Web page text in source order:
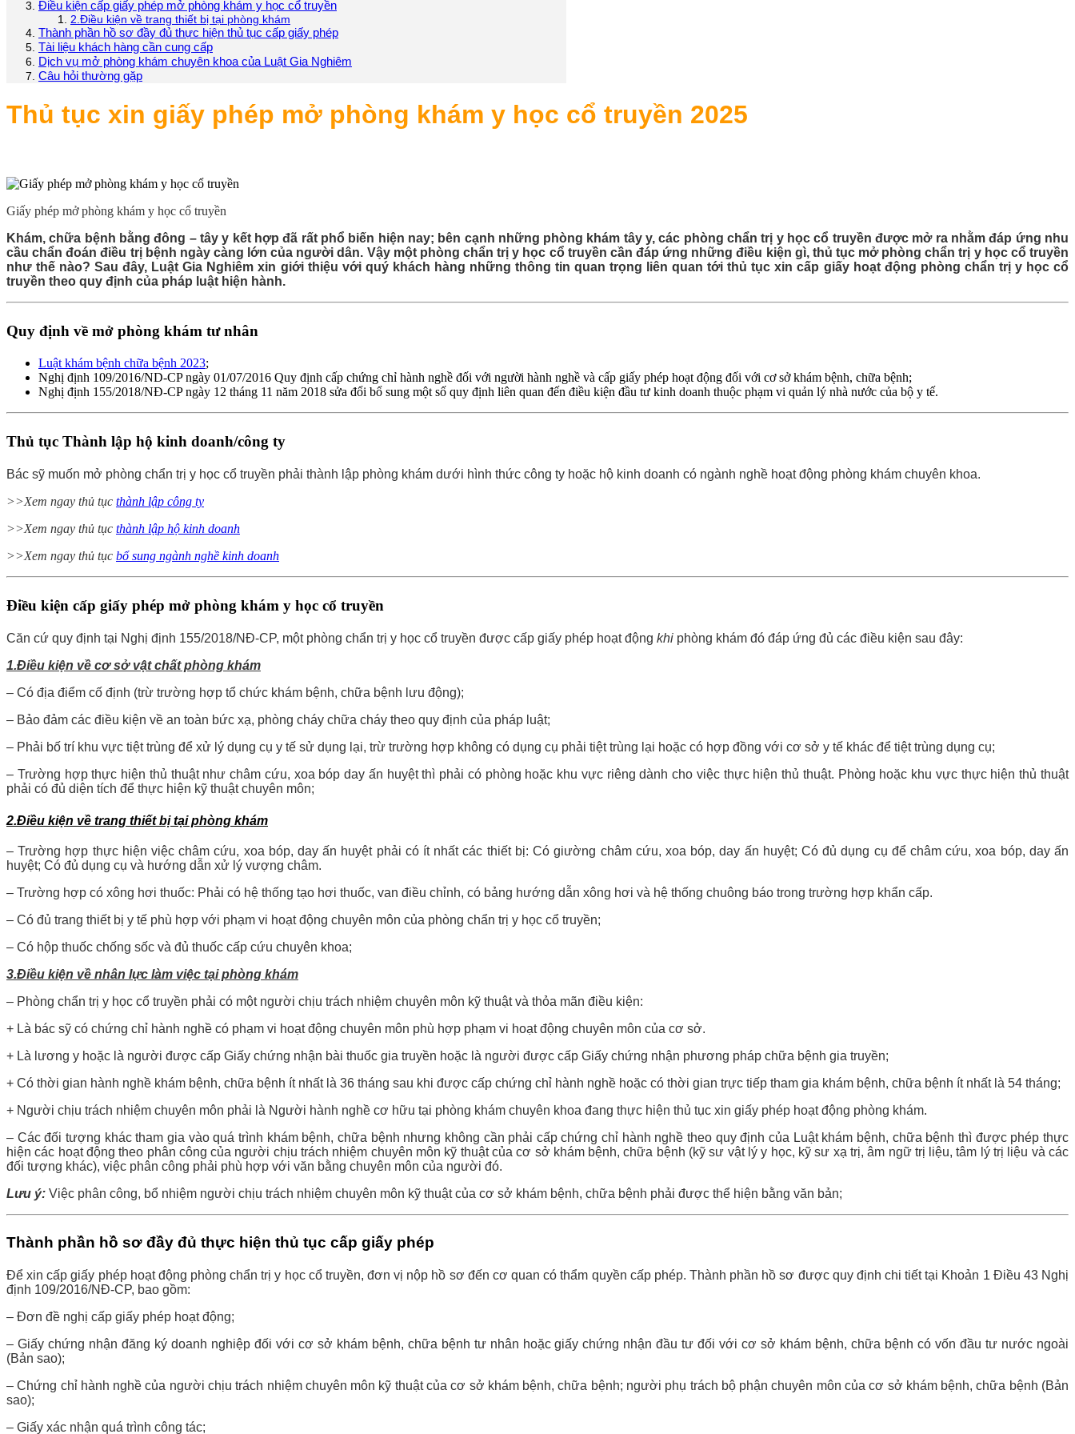
Điều kiện cấp giấy phép mở phòng khám y học cổ truyền
2.Điều kiện về trang thiết bị tại phòng khám
Thành phần hồ sơ đầy đủ thực hiện thủ tục cấp giấy phép
Tài liệu khách hàng cần cung cấp
Dịch vụ mở phòng khám chuyên khoa của Luật Gia Nghiêm
Câu hỏi thường gặp
Thủ tục xin giấy phép mở phòng khám y học cổ truyền 2025
Giấy phép mở phòng khám y học cổ truyền
Khám, chữa bệnh bằng đông – tây y kết hợp đã rất phổ biến hiện nay; bên cạnh những phòng khám tây y, các phòng chẩn trị y học cổ truyền được mở ra nhằm đáp ứng nhu
cầu chẩn đoán điều trị bệnh ngày càng lớn của người dân. Vậy một phòng chẩn trị y học cổ truyền cần đáp ứng những điều kiện gì, thủ tục mở phòng chẩn trị y học cổ truyền
như thế nào? Sau đây, Luật Gia Nghiêm xin giới thiệu với quý khách hàng những thông tin quan trọng liên quan tới thủ tục xin cấp giấy hoạt động phòng chẩn trị y học cổ
truyền theo quy định của pháp luật hiện hành.
Quy định về mở phòng khám tư nhân
Luật khám bệnh chữa bệnh 2023;
Nghị định 109/2016/ND-CP ngày 01/07/2016 Quy định cấp chứng chỉ hành nghề đối với người hành nghề và cấp giấy phép hoạt động đối với cơ sở khám bệnh, chữa bệnh;
Nghị định 155/2018/NĐ-CP ngày 12 tháng 11 năm 2018 sửa đổi bổ sung một số quy định liên quan đến điều kiện đầu tư kinh doanh thuộc phạm vi quản lý nhà nước của bộ y tế.
Thủ tục Thành lập hộ kinh doanh/công ty
Bác sỹ muốn mở phòng chẩn trị y học cổ truyền phải thành lập phòng khám dưới hình thức công ty hoặc hộ kinh doanh có ngành nghề hoạt động phòng khám chuyên khoa.
>>Xem ngay thủ tục thành lập công ty
>>Xem ngay thủ tục thành lập hộ kinh doanh
>>Xem ngay thủ tục bổ sung ngành nghề kinh doanh
Điều kiện cấp giấy phép mở phòng khám y học cổ truyền
Căn cứ quy định tại Nghị định 155/2018/NĐ-CP, một phòng chẩn trị y học cổ truyền được cấp giấy phép hoạt động khi phòng khám đó đáp ứng đủ các điều kiện sau đây:
1.Điều kiện về cơ sở vật chất phòng khám
– Có địa điểm cố định (trừ trường hợp tổ chức khám bệnh, chữa bệnh lưu động);
– Bảo đảm các điều kiện về an toàn bức xạ, phòng cháy chữa cháy theo quy định của pháp luật;
– Phải bố trí khu vực tiệt trùng để xử lý dụng cụ y tế sử dụng lại, trừ trường hợp không có dụng cụ phải tiệt trùng lại hoặc có hợp đồng với cơ sở y tế khác để tiệt trùng dụng cụ;
– Trường hợp thực hiện thủ thuật như châm cứu, xoa bóp day ấn huyệt thì phải có phòng hoặc khu vực riêng dành cho việc thực hiện thủ thuật. Phòng hoặc khu vực thực hiện thủ thuật
phải có đủ diện tích để thực hiện kỹ thuật chuyên môn;
2.Điều kiện về trang thiết bị tại phòng khám
– Trường hợp thực hiện việc châm cứu, xoa bóp, day ấn huyệt phải có ít nhất các thiết bị: Có giường châm cứu, xoa bóp, day ấn huyệt; Có đủ dụng cụ để châm cứu, xoa bóp, day ấn
huyệt; Có đủ dụng cụ và hướng dẫn xử lý vượng châm.
– Trường hợp có xông hơi thuốc: Phải có hệ thống tạo hơi thuốc, van điều chỉnh, có bảng hướng dẫn xông hơi và hệ thống chuông báo trong trường hợp khẩn cấp.
– Có đủ trang thiết bị y tế phù hợp với phạm vi hoạt động chuyên môn của phòng chẩn trị y học cổ truyền;
– Có hộp thuốc chống sốc và đủ thuốc cấp cứu chuyên khoa;
3.Điều kiện về nhân lực làm việc tại phòng khám
– Phòng chẩn trị y học cổ truyền phải có một người chịu trách nhiệm chuyên môn kỹ thuật và thỏa mãn điều kiện:
+ Là bác sỹ có chứng chỉ hành nghề có phạm vi hoạt động chuyên môn phù hợp phạm vi hoạt động chuyên môn của cơ sở.
+ Là lương y hoặc là người được cấp Giấy chứng nhận bài thuốc gia truyền hoặc là người được cấp Giấy chứng nhận phương pháp chữa bệnh gia truyền;
+ Có thời gian hành nghề khám bệnh, chữa bệnh ít nhất là 36 tháng sau khi được cấp chứng chỉ hành nghề hoặc có thời gian trực tiếp tham gia khám bệnh, chữa bệnh ít nhất là 54 tháng;
+ Người chịu trách nhiệm chuyên môn phải là Người hành nghề cơ hữu tại phòng khám chuyên khoa đang thực hiện thủ tục xin giấy phép hoạt động phòng khám.
– Các đối tượng khác tham gia vào quá trình khám bệnh, chữa bệnh nhưng không cần phải cấp chứng chỉ hành nghề theo quy định của Luật khám bệnh, chữa bệnh thì được phép thực
hiện các hoạt động theo phân công của người chịu trách nhiệm chuyên môn kỹ thuật của cơ sở khám bệnh, chữa bệnh (kỹ sư vật lý y học, kỹ sư xạ trị, âm ngữ trị liệu, tâm lý trị liệu và các
đối tượng khác), việc phân công phải phù hợp với văn bằng chuyên môn của người đó.
Lưu ý: Việc phân công, bổ nhiệm người chịu trách nhiệm chuyên môn kỹ thuật của cơ sở khám bệnh, chữa bệnh phải được thể hiện bằng văn bản;
Thành phần hồ sơ đầy đủ thực hiện thủ tục cấp giấy phép
Để xin cấp giấy phép hoạt động phòng chẩn trị y học cổ truyền, đơn vị nộp hồ sơ đến cơ quan có thẩm quyền cấp phép. Thành phần hồ sơ được quy định chi tiết tại Khoản 1 Điều 43 Nghị
định 109/2016/NĐ-CP, bao gồm:
– Đơn đề nghị cấp giấy phép hoạt động;
– Giấy chứng nhận đăng ký doanh nghiệp đối với cơ sở khám bệnh, chữa bệnh tư nhân hoặc giấy chứng nhận đầu tư đối với cơ sở khám bệnh, chữa bệnh có vốn đầu tư nước ngoài
(Bản sao);
– Chứng chỉ hành nghề của người chịu trách nhiệm chuyên môn kỹ thuật của cơ sở khám bệnh, chữa bệnh; người phụ trách bộ phận chuyên môn của cơ sở khám bệnh, chữa bệnh (Bản
sao);
– Giấy xác nhận quá trình công tác;